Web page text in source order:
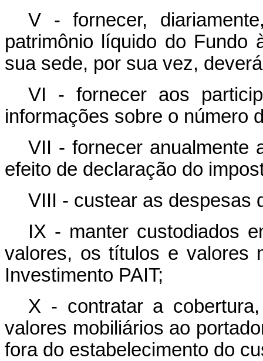
V - fornecer,
patrimônio líquido do Fundo
sua sede, por sua vez,
VI - fornecer aos
informações sobre o número
VII - fornecer anualmente
efeito de declaração do
VIII - custear as despesas
IX - manter custodiados
valores, os títulos e valores
Investimento PAIT;
X - contratar a
valores mobiliários ao
fora do estabelecimento do